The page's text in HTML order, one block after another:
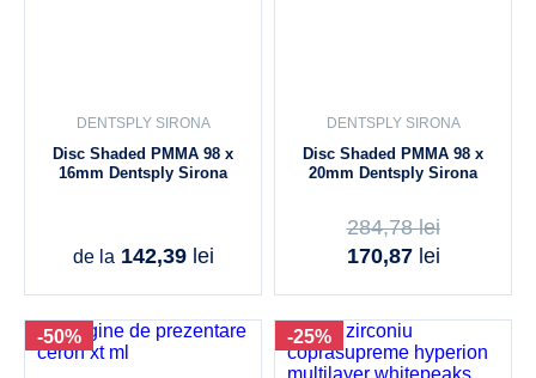
DENTSPLY SIRONA
Disc Shaded PMMA 98 x
16mm Dentsply Sirona
de la 142,39 lei
DENTSPLY SIRONA
Disc Shaded PMMA 98 x
20mm Dentsply Sirona
284,78lei
170,87 lei
-50% -25%